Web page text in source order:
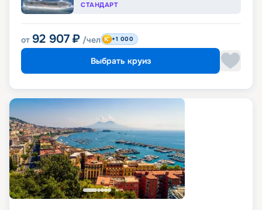
СТАНДАРТ
от 92 907 ₽ /чел +1 000
Выбрать круиз